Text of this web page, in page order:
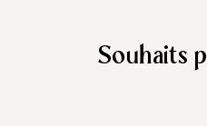
Souhaits